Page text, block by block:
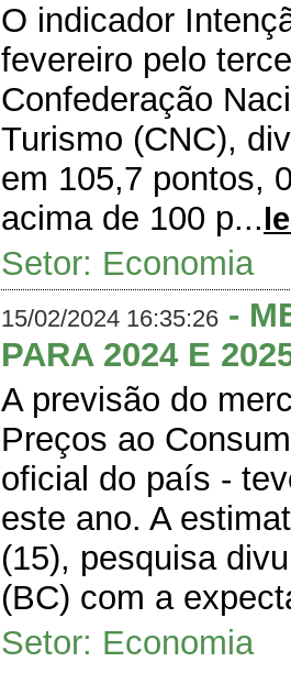
O indicador
fevereiro pelo
Confederação
Turismo (CNC),
em 105,7 pontos,
acima de 100 p...
Setor: Economia
15/02/2024 16:35:26 -
PARA 2024 E
A previsão do
Preços ao
oficial do país -
este ano. A
(15), pesquisa
(BC) com a
Setor: Economia